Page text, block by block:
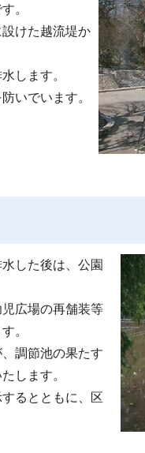
。
けた越流堤か
します。
いでいます。
した後は、公園
広場の再舗装等
。
調節池の果たす
します。
るとともに、区